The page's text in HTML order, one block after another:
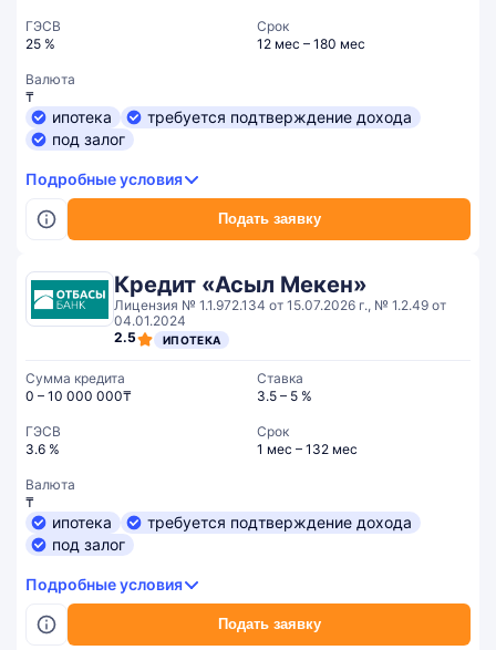
Подать заявку
ГЭСВ
25 %
Срок
12 мес – 180 мес
Валюта
₸
ипотека
требуется подтверждение дохода
под залог
Подробные условия
Кредит «Асыл Мекен»
Лицензия № 1.1.972.134 от 15.07.2026 г., № 1.2.49 от
04.01.2024
2.5
ИПОТЕКА
Подать заявку
Сумма кредита
0 – 10 000 000₸
Ставка
3.5 – 5 %
ГЭСВ
3.6 %
Срок
1 мес – 132 мес
Валюта
₸
ипотека
требуется подтверждение дохода
под залог
Подробные условия